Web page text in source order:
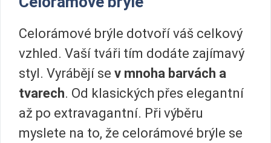
Celorámové brýle dotvoří váš celkový
vzhled. Vaší tváři tím dodáte zajímavý
styl. Vyrábějí se v mnoha barvách a
tvarech. Od klasických přes elegantní
až po extravagantní. Při výběru
myslete na to, že celorámové brýle se